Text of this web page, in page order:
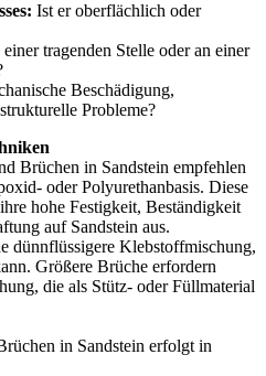
Ist er oberflächlich oder
tragenden Stelle oder an einer
Beschädigung,
Probleme?
Brüchen in Sandstein empfehlen
oder Polyurethanbasis. Diese
hohe Festigkeit, Beständigkeit
auf Sandstein aus.
dünnflüssigere Klebstoffmischung,
Größere Brüche erfordern
die als Stütz- oder Füllmaterial
in Sandstein erfolgt in